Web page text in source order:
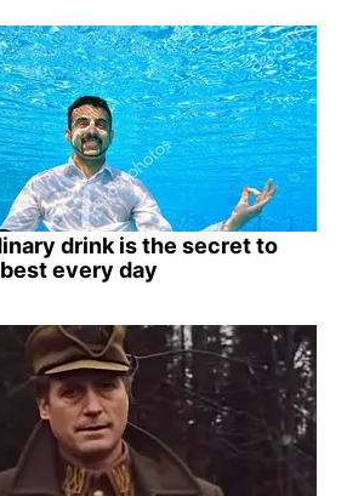
drink is the secret to
every day